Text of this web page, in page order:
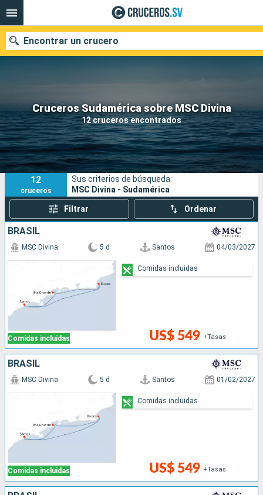
Cruceros Sudamérica sobre MSC Divina
12 cruceros encontrados
Encontrar un crucero
Nuestros destinos
Fecha de salida
Puertos Compañías
Buscar
12
cruceros
Sus criterios de búsqueda:
MSC Divina - Sudamérica
Filtrar Ordenar
BRASIL
Comidas incluidas
MSC Divina 5 d Santos 04/03/2027
US$ 549 +Tasas
Comidas incluidas
BRASIL
Comidas incluidas
MSC Divina 5 d Santos 01/02/2027
US$ 549 +Tasas
Comidas incluidas